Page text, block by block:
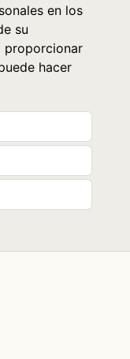
en los
su
proporcionar
hacer